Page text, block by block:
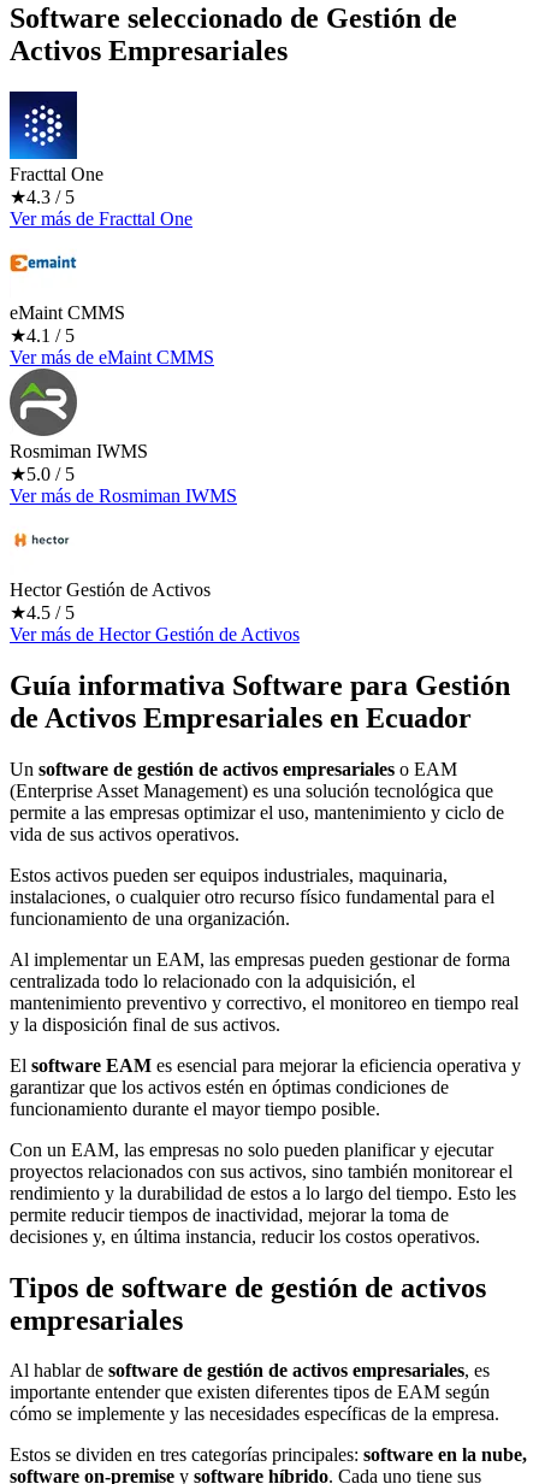
Software seleccionado de Gestión de
Activos Empresariales
Fracttal One
★4.3 / 5
Ver más de Fracttal One
eMaint CMMS
★4.1 / 5
Ver más de eMaint CMMS
Rosmiman IWMS
★5.0 / 5
Ver más de Rosmiman IWMS
Hector Gestión de Activos
★4.5 / 5
Ver más de Hector Gestión de Activos
Guía informativa Software para Gestión
de Activos Empresariales en Ecuador
Un software de gestión de activos empresariales o EAM
(Enterprise Asset Management) es una solución tecnológica que
permite a las empresas optimizar el uso, mantenimiento y ciclo de
vida de sus activos operativos.
Estos activos pueden ser equipos industriales, maquinaria,
instalaciones, o cualquier otro recurso físico fundamental para el
funcionamiento de una organización.
Al implementar un EAM, las empresas pueden gestionar de forma
centralizada todo lo relacionado con la adquisición, el
mantenimiento preventivo y correctivo, el monitoreo en tiempo real
y la disposición final de sus activos.
El software EAM es esencial para mejorar la eficiencia operativa y
garantizar que los activos estén en óptimas condiciones de
funcionamiento durante el mayor tiempo posible.
Con un EAM, las empresas no solo pueden planificar y ejecutar
proyectos relacionados con sus activos, sino también monitorear el
rendimiento y la durabilidad de estos a lo largo del tiempo. Esto les
permite reducir tiempos de inactividad, mejorar la toma de
decisiones y, en última instancia, reducir los costos operativos.
Tipos de software de gestión de activos
empresariales
Al hablar de software de gestión de activos empresariales, es
importante entender que existen diferentes tipos de EAM según
cómo se implemente y las necesidades específicas de la empresa.
Estos se dividen en tres categorías principales: software en la nube,
software on-premise y software híbrido. Cada uno tiene sus